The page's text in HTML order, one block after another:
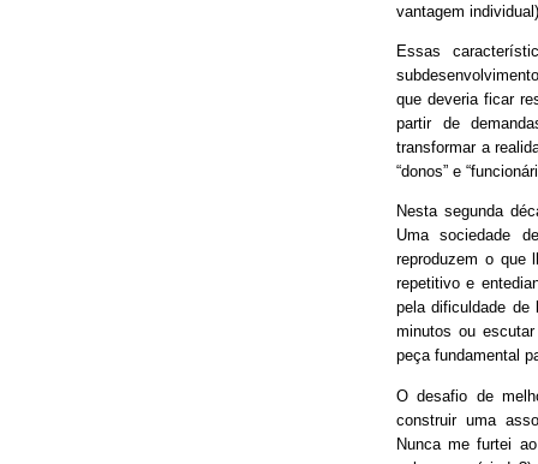
vantagem
Essas
que deveria ficar
partir de
transformar a
“donos” e
Nesta segunda
Uma sociedade
reproduzem o que
repetitivo e
pela dificuldade
minutos ou
peça fundamental
O desafio de
construir uma
Nunca me furtei